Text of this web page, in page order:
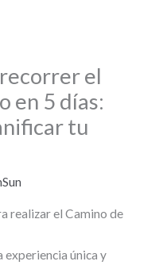
el
en 5 días:
tu
realizar el Camino de
experiencia única y